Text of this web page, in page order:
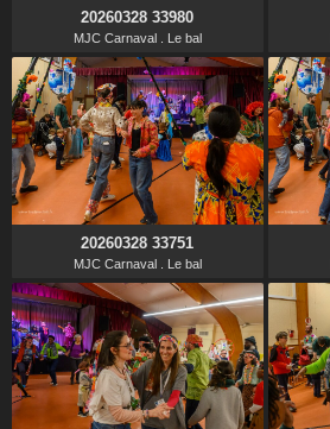
20260328 33980
MJC Carnaval . Le bal
20260328 33751
MJC Carnaval . Le bal